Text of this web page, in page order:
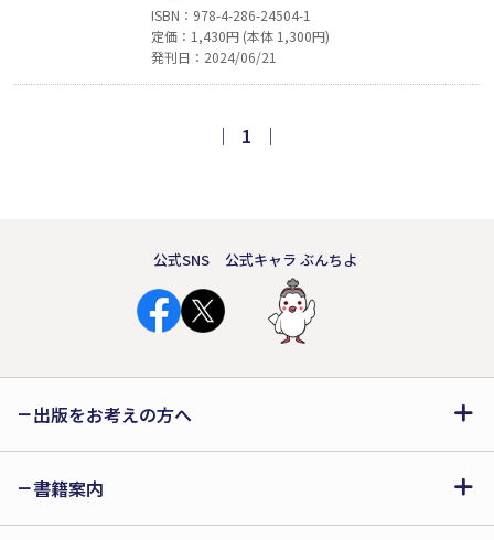
様を恨み、かたくなに心を閉ざしていま
した。そんな私の心を癒し、やさしく開
いてくれたのは、他でもないその娘でし
椎症という障がいを抱えながらも、「人
ISBN：978-4-286-24504-1
定価：1,430円 (本体 1,300円)
発刊日：2024/06/21
｜ 1 ｜
公式SNS 公式キャラ ぶんちよ
出版をお考えの方へ
書籍案内